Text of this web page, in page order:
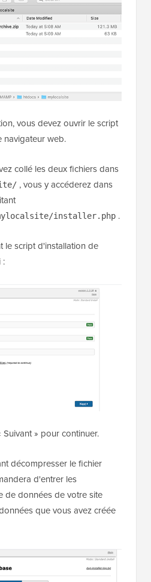
vous devez ouvrir le script
navigateur web.
collé les deux fichiers dans
, vous y accéderez dans
installer.php .
le script d'installation de
:
» pour continuer.
décompresser le fichier
d'entrer les
de données de votre site
que vous avez créée